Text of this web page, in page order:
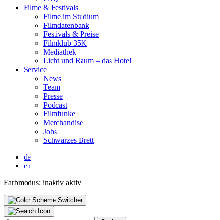
Fil­me & Fes­ti­vals
Fil­me im Stu­di­um
Film­da­ten­bank
Fes­ti­vals & Prei­se
Film­klub 35K
Media­thek
Licht und Raum – das Hotel
Ser­vice
News
Team
Pres­se
Pod­cast
Film­fun­ke
Mer­chan­di­se
Jobs
Schwar­zes Brett
de
en
Farbmodus: inaktiv aktiv